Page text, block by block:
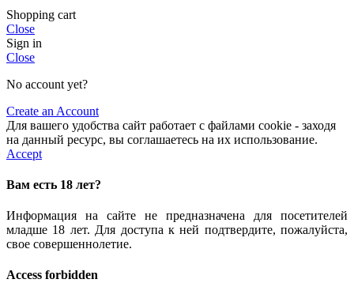
Shopping cart
Close
Sign in
Close
No account yet?
Create an Account
Для вашего удобства сайт работает с файлами cookie - заходя
на данный ресурс, вы соглашаетесь на их использование.
Accept
Вам есть 18 лет?
Информация на сайте не предназначена для посетителей
младше 18 лет. Для доступа к ней подтвердите, пожалуйста,
свое совершеннолетие.
Access forbidden